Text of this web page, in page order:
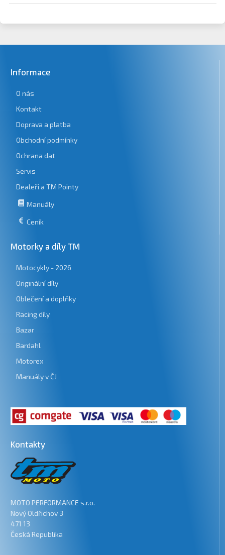
Informace
O nás
Kontakt
Doprava a platba
Obchodní podmínky
Ochrana dat
Servis
Dealeři a TM Pointy
Manuály
Ceník
Motorky a díly TM
Motocykly - 2026
Originální díly
Oblečení a doplňky
Racing díly
Bazar
Bardahl
Motorex
Manuály v ČJ
Kontakty
MOTO PERFORMANCE s.r.o.
Nový Oldřichov 3
471 13
Česká Republika